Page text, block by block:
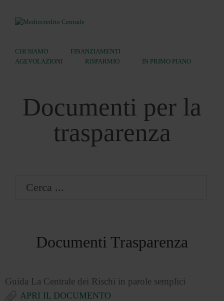
CHI SIAMO
FINANZIAMENTI
AGEVOLAZIONI
RISPARMIO IN PRIMO PIANO
Ricerca:
Documenti per la
trasparenza
Documenti Trasparenza
Guida La Centrale dei Rischi in parole semplici
APRI IL DOCUMENTO